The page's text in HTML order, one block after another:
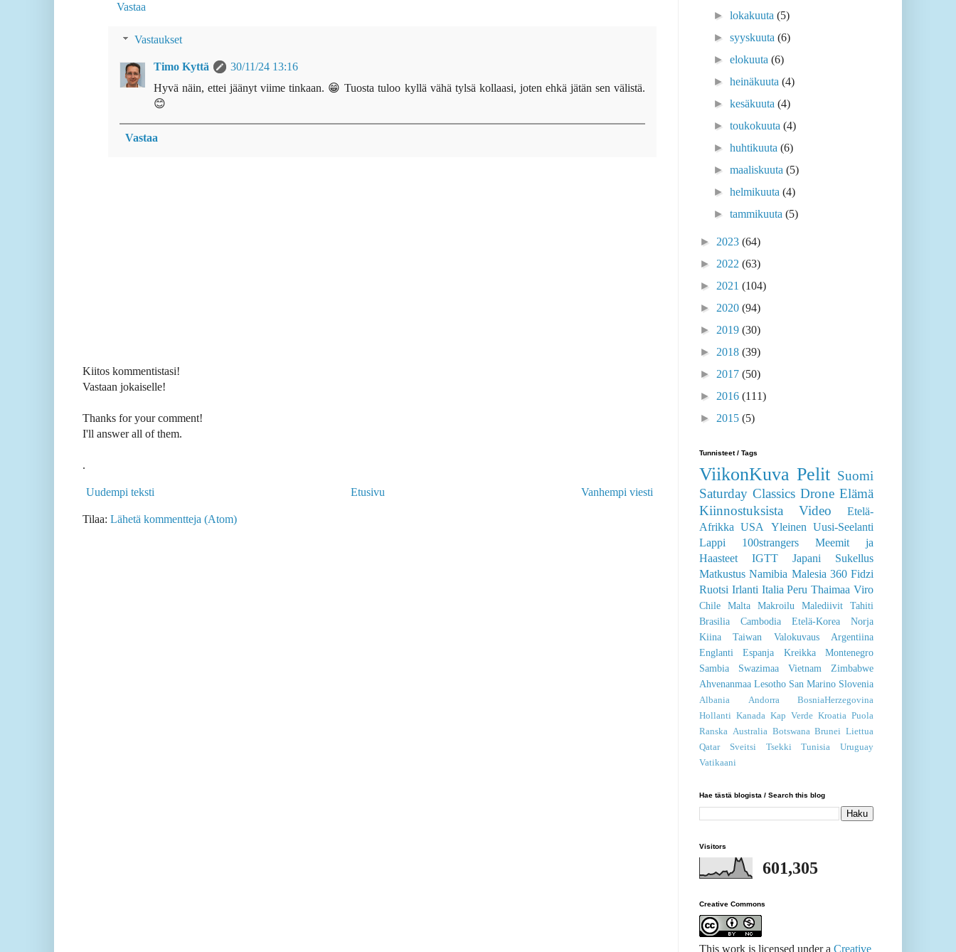
Vastaa
Vastaukset
Timo Kyttä
30/11/24 13:16
Hyvä näin, ettei jäänyt viime tinkaan. 😁 Tuosta tuloo kyllä vähä tylsä kollaasi, joten ehkä jätän sen välistä.
😊
Vastaa
Kiitos kommentistasi!
Vastaan jokaiselle!
Thanks for your comment!
I'll answer all of them.
.
Uudempi teksti Vanhempi viesti
Etusivu
Tilaa: Lähetä kommentteja (Atom)
►lokakuuta(5)
►syyskuuta(6)
►elokuuta(6)
►heinäkuuta(4)
►kesäkuuta(4)
►toukokuuta(4)
►huhtikuuta(6)
►maaliskuuta(5)
►helmikuuta(4)
►tammikuuta(5)
► 2023 (64)
► 2022 (63)
► 2021 (104)
► 2020 (94)
► 2019 (30)
► 2018 (39)
► 2017 (50)
► 2016 (111)
► 2015 (5)
Tunnisteet / Tags
ViikonKuva Pelit Suomi
Saturday Classics Drone Elämä
Kiinnostuksista
Video
Etelä-
Afrikka
USA Yleinen Uusi-Seelanti
Lappi
100strangers
Meemit ja
Haasteet
IGTT Japani
Sukellus
Matkustus Namibia Malesia 360 Fidzi
Ruotsi Irlanti Italia Peru Thaimaa Viro
Chile Malta Makroilu Malediivit
Tahiti
Brasilia
Cambodia Etelä-Korea
Norja
Kiina
Taiwan Valokuvaus
Argentiina
Englanti
Espanja Kreikka
Montenegro
Sambia
Swazimaa Vietnam
Zimbabwe
Ahvenanmaa Lesotho San Marino Slovenia
Albania Andorra
BosniaHerzegovina
Hollanti Kanada Kap Verde Kroatia Puola
Ranska Australia Botswana Brunei Liettua
Qatar
Sveitsi Tsekki Tunisia
Uruguay
Vatikaani
Hae tästä blogista / Search this blog
Visitors
601,305
Creative Commons
This work is licensed under a Creative